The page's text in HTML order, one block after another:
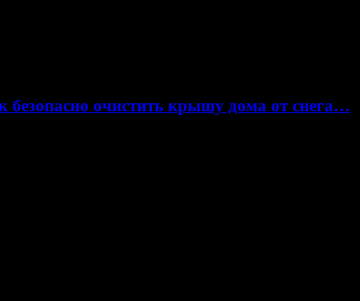
безопасно очистить крышу дома от снега…